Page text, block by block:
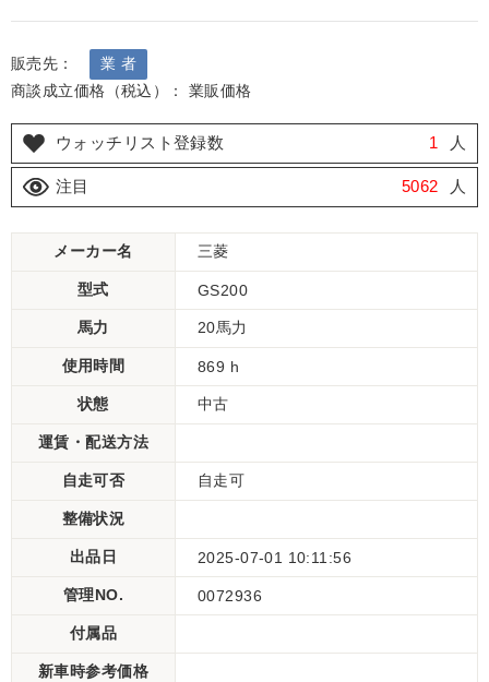
販売先：
業 者
商談成立価格（税込）： 業販価格
ウォッチリスト登録数 1 人
注目 5062 人
メーカー名 三菱
型式 GS200
馬力 20馬力
使用時間 869 h
状態 中古
運賃・配送方法
自走可否 自走可
整備状況
出品日 2025-07-01 10:11:56
管理NO. 0072936
付属品
新車時参考価格